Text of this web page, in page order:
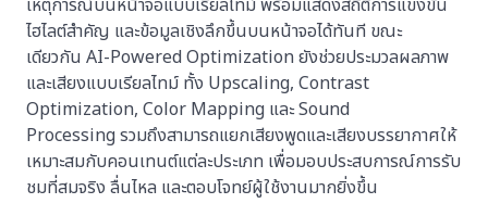
ไฮไลต์สำคัญ และข้อมูลเชิงลึกขึ้นบนหน้าจอได้ทันที ขณะ
เดียวกัน AI-Powered Optimization ยังช่วยประมวลผลภาพ
และเสียงแบบเรียลไทม์ ทั้ง Upscaling, Contrast
Optimization, Color Mapping และ Sound
Processing รวมถึงสามารถแยกเสียงพูดและเสียงบรรยากาศให้
เหมาะสมกับคอนเทนต์แต่ละประเภท เพื่อมอบประสบการณ์การรับ
ชมที่สมจริง ลื่นไหล และตอบโจทย์ผู้ใช้งานมากยิ่งขึ้น